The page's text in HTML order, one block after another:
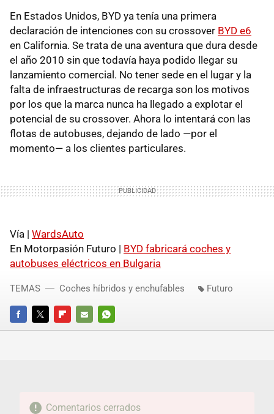
En Estados Unidos, BYD ya tenía una primera
declaración de intenciones con su crossover BYD e6
en California. Se trata de una aventura que dura desde
el año 2010 sin que todavía haya podido llegar su
lanzamiento comercial. No tener sede en el lugar y la
falta de infraestructuras de recarga son los motivos
por los que la marca nunca ha llegado a explotar el
potencial de su crossover. Ahora lo intentará con las
flotas de autobuses, dejando de lado —por el
momento— a los clientes particulares.
Vía | WardsAuto
En Motorpasión Futuro | BYD fabricará coches y
autobuses eléctricos en Bulgaria
FACEBOOKTWITTERFLIPBOARD
E-
WHATSAPP
TEMAS Coches híbridos y enchufables Futuro
Comentarios cerrados